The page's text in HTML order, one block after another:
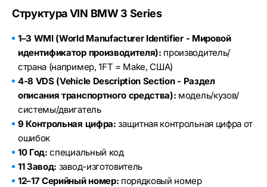
Структура VIN BMW 3 Series
1–3 WMI (World Manufacturer Identifier - Мировой
идентификатор производителя): производитель/
страна (например, 1FT = Make, США)
4-8 VDS (Vehicle Description Section - Раздел
описания транспортного средства): модель/кузов/
системы/двигатель
9 Контрольная цифра: защитная контрольная цифра от
ошибок
10 Год: специальный код
11 Завод: завод-изготовитель
12–17 Серийный номер: порядковый номер